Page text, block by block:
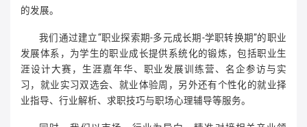
的发展。
我们通过建立“职业探索期-多元成长期-学职转换期”的职业
发展体系，为学生的职业成长提供系统化的锻炼，包括职业生
涯设计大赛，生涯嘉年华、职业发展训练营、名企参访与实
习，就业实习双选会、就业体验周，另外还有个性化的就业择
业指导、行业解析、求职技巧与职场心理辅导等服务。